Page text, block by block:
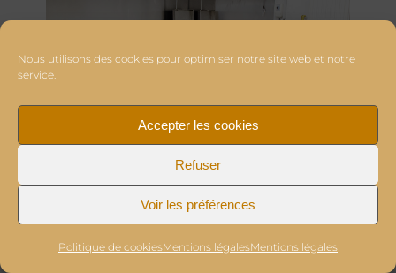
Nous utilisons des cookies pour optimiser notre site web et notre
service.
Accepter les cookies
Refuser
Voir les préférences
Politique de cookiesMentions légalesMentions légales